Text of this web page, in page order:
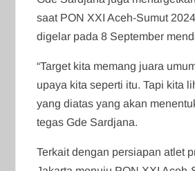
saat PON XXI Aceh-Sumut
digelar pada 8 September
“Target kita memang juara
upaya kita seperti itu. Tapi kita
yang diatas yang akan
tegas Gde Sardjana.
Terkait dengan persiapan atlet